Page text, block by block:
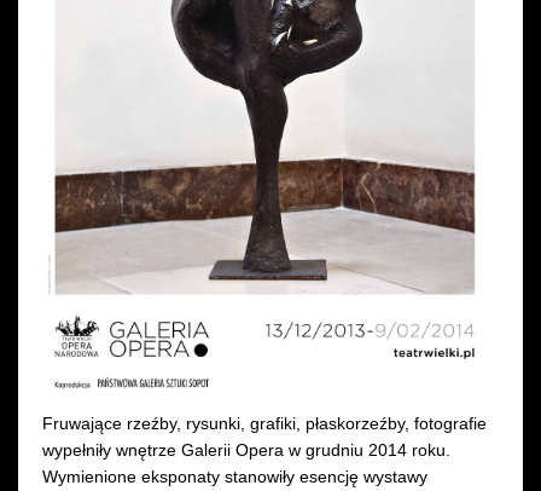
Wynajem kostiumów
Wynajem rekwizytów
Dotacje celowe
Fruwające rzeźby, rysunki, grafiki, płaskorzeźby, fotografie
wypełniły wnętrze Galerii Opera w grudniu 2014 roku.
Wymienione eksponaty stanowiły esencję wystawy